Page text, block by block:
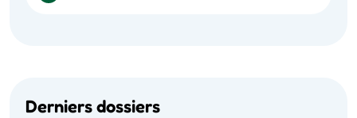
Derniers dossiers